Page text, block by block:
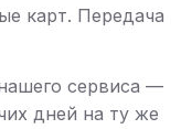
карт. Передача
сервиса —
дней на ту же